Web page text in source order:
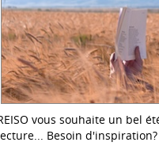
vous souhaite un bel
Besoin d'inspiration?